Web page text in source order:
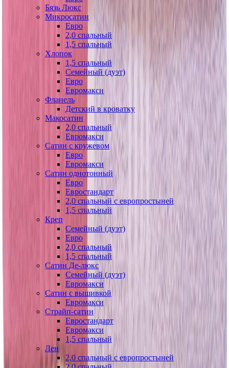
Бязь Люкс
Микросатин
Евро
2,0 спальный
1,5 спальный
Хлопок
1,5 спальный
Семейный (дуэт)
Евро
Евромакси
Фланель
Детский в кроватку
Макосатин
2,0 спальный
Евромакси
Сатин с кружевом
Евро
Евромакси
Сатин однотонный
Евро
Евростандарт
2,0 спальный с европростыней
1,5 спальный
Креп
Семейный (дуэт)
Евро
2,0 спальный
1,5 спальный
Сатин Де-люкс
Семейный (дуэт)
Евромакси
Сатин с вышивкой
Евромакси
Страйп-сатин
Евростандарт
Евромакси
1,5 спальный
Лен
2,0 спальный с европростыней